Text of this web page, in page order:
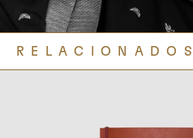
RELACIONADOS